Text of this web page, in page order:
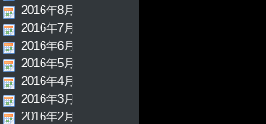
2016年8月
2016年7月
2016年6月
2016年5月
2016年4月
2016年3月
2016年2月